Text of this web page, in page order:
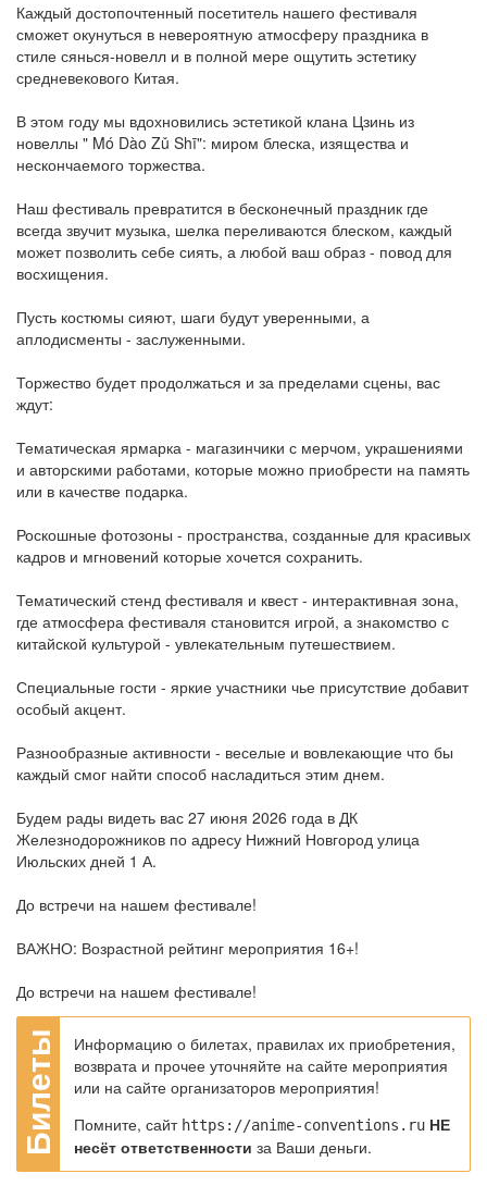
Каждый достопочтенный посетитель нашего фестиваля
сможет окунуться в невероятную атмосферу праздника в
стиле сянься-новелл и в полной мере ощутить эстетику
средневекового Китая.
В этом году мы вдохновились эстетикой клана Цзинь из
новеллы " Mó Dào Zǔ Shī": миром блеска, изящества и
нескончаемого торжества.
Наш фестиваль превратится в бесконечный праздник где
всегда звучит музыка, шелка переливаются блеском, каждый
может позволить себе сиять, а любой ваш образ - повод для
восхищения.
Пусть костюмы сияют, шаги будут уверенными, а
аплодисменты - заслуженными.
Торжество будет продолжаться и за пределами сцены, вас
ждут:
Тематическая ярмарка - магазинчики с мерчом, украшениями
и авторскими работами, которые можно приобрести на память
или в качестве подарка.
Роскошные фотозоны - пространства, созданные для красивых
кадров и мгновений которые хочется сохранить.
Тематический стенд фестиваля и квест - интерактивная зона,
где атмосфера фестиваля становится игрой, а знакомство с
китайской культурой - увлекательным путешествием.
Специальные гости - яркие участники чье присутствие добавит
особый акцент.
Разнообразные активности - веселые и вовлекающие что бы
каждый смог найти способ насладиться этим днем.
Будем рады видеть вас 27 июня 2026 года в ДК
Железнодорожников по адресу Нижний Новгород улица
Июльских дней 1 А.
До встречи на нашем фестивале!
ВАЖНО: Возрастной рейтинг мероприятия 16+!
До встречи на нашем фестивале!
Информацию о билетах, правилах их приобретения,
возврата и прочее уточняйте на сайте мероприятия
или на сайте организаторов мероприятия!
Помните, сайт https://anime-conventions.ru НЕ
несёт ответственности за Ваши деньги.